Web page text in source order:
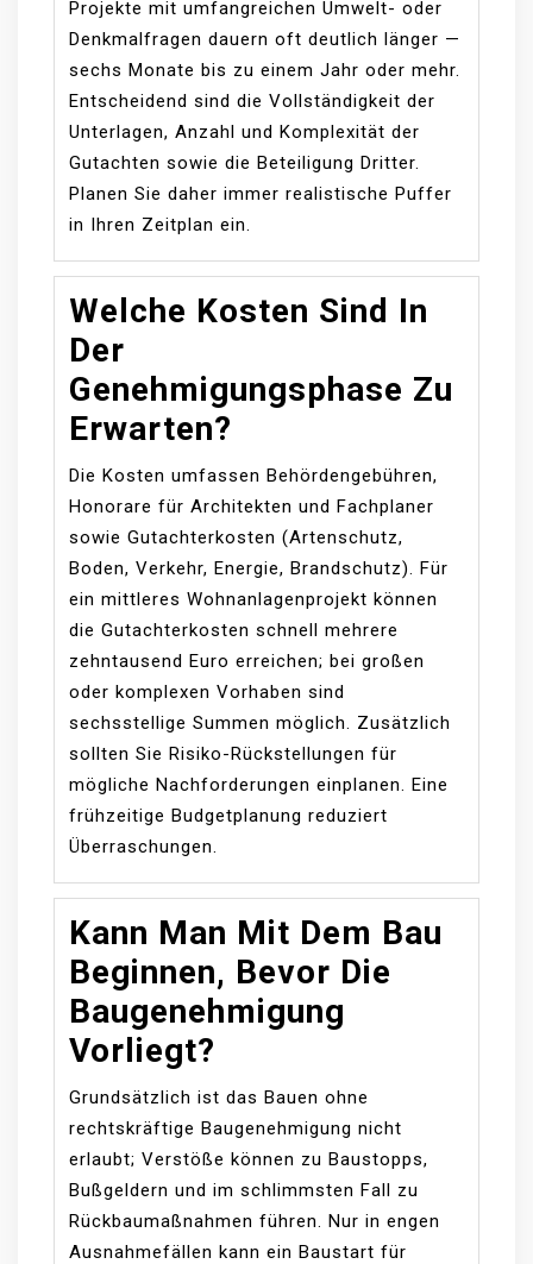
Projekte mit umfangreichen Umwelt- oder
Denkmalfragen dauern oft deutlich länger —
sechs Monate bis zu einem Jahr oder mehr.
Entscheidend sind die Vollständigkeit der
Unterlagen, Anzahl und Komplexität der
Gutachten sowie die Beteiligung Dritter.
Planen Sie daher immer realistische Puffer
in Ihren Zeitplan ein.
Welche Kosten Sind In
Der
Genehmigungsphase Zu
Erwarten?
Die Kosten umfassen Behördengebühren,
Honorare für Architekten und Fachplaner
sowie Gutachterkosten (Artenschutz,
Boden, Verkehr, Energie, Brandschutz). Für
ein mittleres Wohnanlagenprojekt können
die Gutachterkosten schnell mehrere
zehntausend Euro erreichen; bei großen
oder komplexen Vorhaben sind
sechsstellige Summen möglich. Zusätzlich
sollten Sie Risiko-Rückstellungen für
mögliche Nachforderungen einplanen. Eine
frühzeitige Budgetplanung reduziert
Überraschungen.
Kann Man Mit Dem Bau
Beginnen, Bevor Die
Baugenehmigung
Vorliegt?
Grundsätzlich ist das Bauen ohne
rechtskräftige Baugenehmigung nicht
erlaubt; Verstöße können zu Baustopps,
Bußgeldern und im schlimmsten Fall zu
Rückbaumaßnahmen führen. Nur in engen
Ausnahmefällen kann ein Baustart für